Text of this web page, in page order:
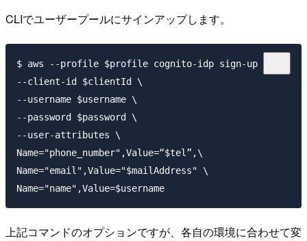
CLIでユーザープールにサインアップします。
$ aws --profile $profile cognito-idp sign-up \
--client-id $clientId \
--username $username \
--password $password \
--user-attributes \
Name="phone_number",Value=“$tel”,\
Name="email",Value="$mailAddress" \
Name="name",Value=$username
上記コマンドのオプションですが、各自の環境に合わせて変